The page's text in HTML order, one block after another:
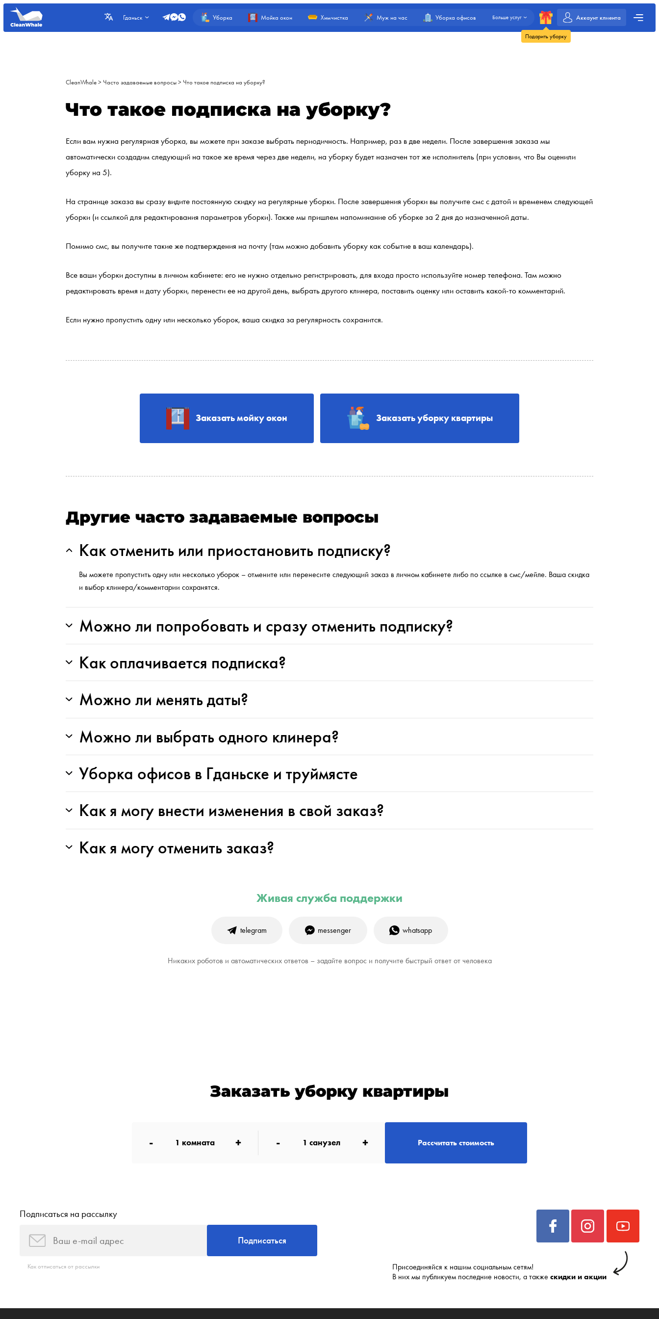
Гданьск Уборка Мойка окон Химчистка Муж на час Уборка офисов Больше услуг
Подарить уборку
Аккаунт клиента
CleanWhale >Часто задаваемые вопросы >Что такое подписка на уборку?
Что такое подписка на уборку?
Если вам нужна регулярная уборка, вы можете при заказе выбрать периодичность. Например, раз в две недели. После завершения заказа мы
автоматически создадим следующий на такое же время через две недели, на уборку будет назначен тот же исполнитель (при условии, что Вы оценили
уборку на 5).
На странице заказа вы сразу видите постоянную скидку на регулярные уборки. После завершения уборки вы получите смс с датой и временем следующей
уборки (и ссылкой для редактирования параметров уборки). Также мы пришлем напоминание об уборке за 2 дня до назначенной даты.
Помимо смс, вы получите такие же подтверждения на почту (там можно добавить уборку как событие в ваш календарь).
Все ваши уборки доступны в личном кабинете: его не нужно отдельно регистрировать, для входа просто используйте номер телефона. Там можно
редактировать время и дату уборки, перенести ее на другой день, выбрать другого клинера, поставить оценку или оставить какой-то комментарий.
Если нужно пропустить одну или несколько уборок, ваша скидка за регулярность сохранится.
Заказать мойку окон Заказать уборку квартиры
Другие часто задаваемые вопросы
Как отменить или приостановить подписку?
Вы можете пропустить одну или несколько уборок – отмените или перенесите следующий заказ в личном кабинете либо по ссылке в смс/мейле. Ваша скидка
и выбор клинера/комментарии сохранятся.
Можно ли попробовать и сразу отменить подписку?
Как оплачивается подписка?
Можно ли менять даты?
Можно ли выбрать одного клинера?
Уборка офисов в Гданьске и труймясте
Как я могу внести изменения в свой заказ?
Как я могу отменить заказ?
Живая служба поддержки
telegram messenger whatsapp
Никаких роботов и автоматических ответов – задайте вопрос и получите быстрый ответ от человека
Заказать уборку квартиры
- 1 комната + - 1 санузел + Рассчитать стоимость
Подписаться на рассылку
Подписаться
Как отписаться от рассылки
Присоединяйся к нашим социальным сетям!
В них мы публикуем последние новости, а также скидки и акции